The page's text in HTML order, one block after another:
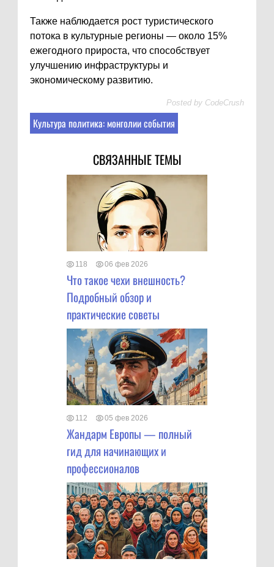
Также наблюдается рост туристического
потока в культурные регионы — около 15%
ежегодного прироста, что способствует
улучшению инфраструктуры и
экономическому развитию.
Posted by CodeCrush
Культура политика: монголии события
СВЯЗАННЫЕ ТЕМЫ
118 06 фев 2026
Что такое чехи внешность?
Подробный обзор и
практические советы
112 05 фев 2026
Жандарм Европы — полный
гид для начинающих и
профессионалов